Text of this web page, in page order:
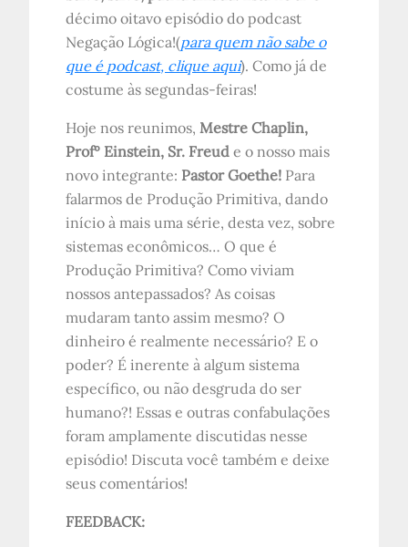
décimo oitavo episódio do podcast
Negação Lógica!(para quem não sabe o
que é podcast, clique aqui). Como já de
costume às segundas-feiras!
Hoje nos reunimos, Mestre Chaplin,
Profº Einstein, Sr. Freude o nosso mais
novo integrante: Pastor Goethe! Para
falarmos de Produção Primitiva, dando
início à mais uma série, desta vez, sobre
sistemas econômicos… O que é
Produção Primitiva? Como viviam
nossos antepassados? As coisas
mudaram tanto assim mesmo? O
dinheiro é realmente necessário? E o
poder? É inerente à algum sistema
específico, ou não desgruda do ser
humano?! Essas e outras confabulações
foram amplamente discutidas nesse
episódio! Discuta você também e deixe
seus comentários!
FEEDBACK: